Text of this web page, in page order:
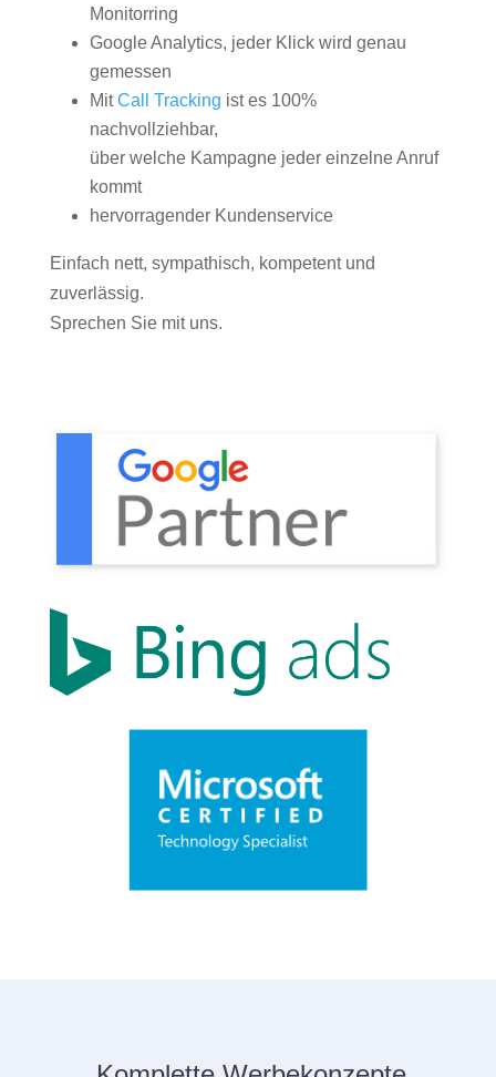
Monitorring
Google Analytics, jeder Klick wird genau
gemessen
MitCall Tracking ist es 100%
nachvollziehbar,
über welche Kampagne jeder einzelne Anruf
kommt
hervorragender Kundenservice
Einfach nett, sympathisch, kompetent und
zuverlässig.
Sprechen Sie mit uns.